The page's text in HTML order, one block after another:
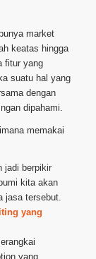
market
keatas hingga
fitur yang
suatu hal yang
dengan
dipahami.
memakai
jadi berpikir
kita akan
jasa tersebut.
yang
yang